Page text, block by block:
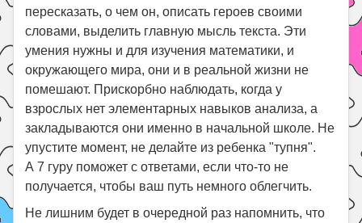
пересказать, о чем он, описать героев своими
словами, выделить главную мысль текста. Эти
умения нужны и для изучения математики, и
окружающего мира, они и в реальной жизни не
помешают. Прискорбно наблюдать, когда у
взрослых нет элементарных навыков анализа, а
закладываются они именно в начальной школе. Не
упустите момент, не делайте из ребенка "тупня".
А 7 гуру поможет с ответами, если что-то не
получается, чтобы ваш путь немного облегчить.
Не лишним будет в очередной раз напомнить, что